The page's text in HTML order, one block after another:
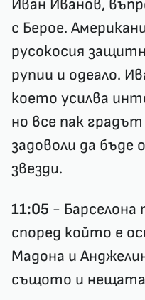
Иван Иванов,
с Берое.
русокосия
рупии и одеало.
което усилва
но все пак
задоволи да
звезди.
11:05 - Барселона
според който е
Мадона и
същото и нещата